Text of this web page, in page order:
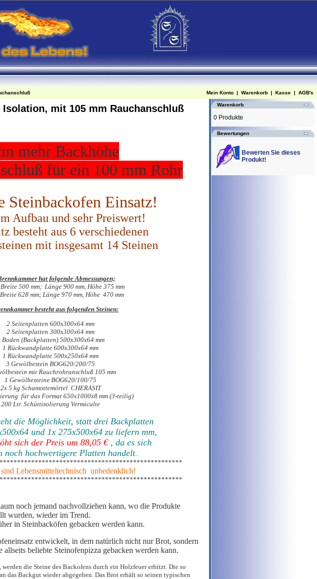
Mein Konto | Warenkorb | Kasse | AGB's
mit 105 mm Rauchanschluß
mehr Backhöhe
für ein 100 mm Rohr
Steinbackofen Einsatz!
Aufbau und sehr Preiswert!
besteht aus 6 verschiedenen
mit insgesamt 14 Steinen
hat folgende Abmessungen;
500 mm; Länge 900 mm, Höhe 375 mm
628 mm; Länge 970 mm, Höhe 470 mm
besteht aus folgenden Steinen:
2 Seitenplatten 600x300x64 mm
2 Seitenplatten 300x300x64 mm
Boden (Backplatten) 500x300x64 mm
1 Rückwandplatte 600x300x64 mm
1 Rückwandplatte 500x250x64 mm
3 Gewölbestein BOG620/200/75
mit Rauchrohranschluß 105 mm
1 Gewölbesteine BOG620/100/75
2x 5 kg Schamottemörtel CHERASIT
für das Format 650x1000x8 mm (3-teilig)
200 Ltr. Schüttisolierung Vermiculte
die Möglichkeit, statt drei Backplatten
und 1x 275x500x64 zu liefern mm,
sich der Preis um 88,05 € , da es sich
noch hochwertigere Platten handelt..
Lebensmitteltechnisch unbedenklich!
noch jemand nachvollziehen kann, wo die Produkte
wurden, wieder im Trend.
in Steinbacköfen gebacken werden kann.
entwickelt, in dem natürlich nicht nur Brot, sondern
beliebte Steinofenpizza gebacken werden kann.
die Steine des Backofens durch ein Holzfeuer erhitzt. Die so
das Backgut wieder abgegeben. Das Brot erhält so seinen typischen
Warenkorb
0 Produkte
Bewertungen
Bewerten Sie dieses
Produkt!